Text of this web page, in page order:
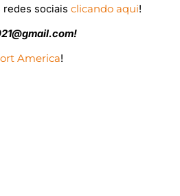
redes sociaisclicando aqui!
America!